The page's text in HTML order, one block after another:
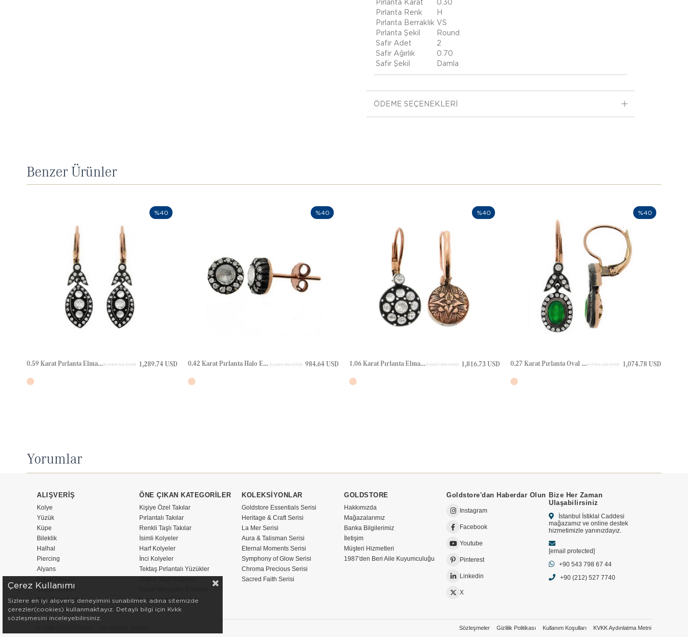
Pırlanta Karat
0.30
Pırlanta Renk
H
Pırlanta Berraklık VS
Pırlanta Şekil
Round
Safir Adet
2
Safir Ağırlık
0.70
Safir Şekil
Damla
ÖDEME SEÇENEKLERI
Benzer Ürünler
0.59 Karat Pırlanta Elmas Altın Küpe 1,289.74 USD
2,149.56 USD
%40
0.42 Karat Pırlanta Halo Elmas Çivili Elmas Altın Küpe 984.64 USD
1,641.06 USD
%40
1.06 Karat Pırlanta Elmas Altın Küpe 1,816.73 USD
3,027.88 USD
%40
0.27 Karat Pırlanta Oval Zümrüt Yaprak Halo Elmas Altın Küpe 1,074.78 USD
1,791.30 USD
%40
Yorumlar
ALIŞVERİŞ
Kolye
Yüzük
Küpe
Bileklik
Halhal
Piercing
Alyans
Çocuk Takıları
Takı Aksesuarları
ÖNE ÇIKAN KATEGORİLER
Kişiye Özel Takılar
Pırlantalı Takılar
Renkli Taşlı Takılar
İsimli Kolyeler
Harf Kolyeler
İnci Kolyeler
Tektaş Pırlantalı Yüzükler
Şahmeran Bileklikler
KOLEKSİYONLAR
Goldstore Essentials Serisi
Heritage & Craft Serisi
La Mer Serisi
Aura & Talisman Serisi
Eternal Moments Serisi
Symphony of Glow Serisi
Chroma Precious Serisi
Sacred Faith Serisi
GOLDSTORE
Hakkımızda
Mağazalarımız
Banka Bilgilerimiz
İletişim
Müşteri Hizmetleri
1987'den Beri Aile Kuyumculuğu
Goldstore'dan Haberdar Olun
Instagram
Facebook
Youtube
Pinterest
Linkedin
X
Bize Her Zaman
Ulaşabilirsiniz
İstanbul İstiklal Caddesi
mağazamız ve online destek
hizmetimizle yanınızdayız.
[email protected]
+90 543 798 67 44
+90 (212) 527 7740
Sözleşmeler Gizlilik Politikası Kullanım Koşulları KVKK Aydınlatma Metni
Çerez Kullanımı
Sizlere en iyi alışveriş deneyimini sunabilmek adına sitemizde
çerezler(cookies) kullanmaktayız. Detaylı bilgi için Kvkk
sözleşmesini inceleyebilirsiniz.